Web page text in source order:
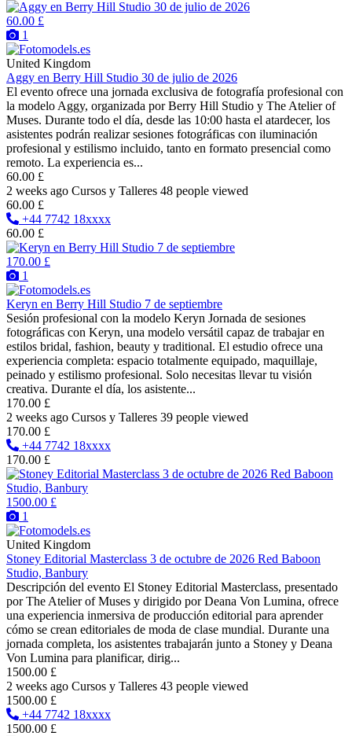
60.00 £
1
United Kingdom
Aggy en Berry Hill Studio 30 de julio de 2026
El evento ofrece una jornada exclusiva de fotografía profesional con
la modelo Aggy, organizada por Berry Hill Studio y The Atelier of
Muses. Durante todo el día, desde las 10:00 hasta el atardecer, los
asistentes podrán realizar sesiones fotográficas con iluminación
profesional y estilismo incluido, tanto en formato presencial como
remoto. La experiencia es...
60.00 £
2 weeks ago Cursos y Talleres 48 people viewed
60.00 £
+44 7742 18xxxx
60.00 £
170.00 £
1
Keryn en Berry Hill Studio 7 de septiembre
Sesión profesional con la modelo Keryn Jornada de sesiones
fotográficas con Keryn, una modelo versátil capaz de trabajar en
estilos bridal, fashion, beauty y traditional. El estudio ofrece una
experiencia completa: espacio totalmente equipado, maquillaje,
peinado y estilismo profesional. Solo necesitas llevar tu visión
creativa. Durante el día, los asistente...
170.00 £
2 weeks ago Cursos y Talleres 39 people viewed
170.00 £
+44 7742 18xxxx
170.00 £
1500.00 £
1
United Kingdom
Stoney Editorial Masterclass 3 de octubre de 2026 Red Baboon
Studio, Banbury
Descripción del evento El Stoney Editorial Masterclass, presentado
por The Atelier of Muses y dirigido por Deana Von Lumina, ofrece
una experiencia inmersiva de producción editorial para aprender
cómo se crean editoriales de moda de clase mundial. Durante una
jornada completa, los asistentes trabajarán junto a Stoney y Deana
Von Lumina para planificar, dirig...
1500.00 £
2 weeks ago Cursos y Talleres 43 people viewed
1500.00 £
+44 7742 18xxxx
1500.00 £